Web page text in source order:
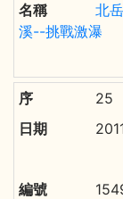
北
溪--挑戰激瀑
25